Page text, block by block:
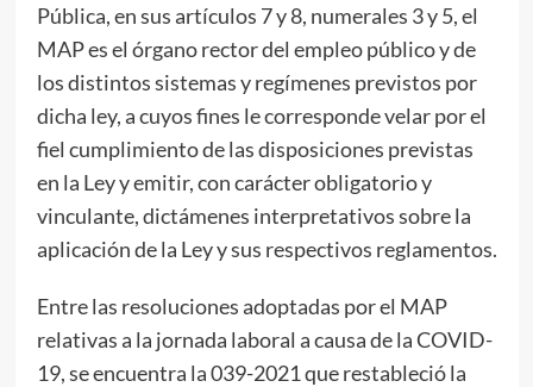
Pública, en sus artículos 7 y 8, numerales 3 y 5, el
MAP es el órgano rector del empleo público y de
los distintos sistemas y regímenes previstos por
dicha ley, a cuyos fines le corresponde velar por el
fiel cumplimiento de las disposiciones previstas
en la Ley y emitir, con carácter obligatorio y
vinculante, dictámenes interpretativos sobre la
aplicación de la Ley y sus respectivos reglamentos.
Entre las resoluciones adoptadas por el MAP
relativas a la jornada laboral a causa de la COVID-
19, se encuentra la 039-2021 que restableció la